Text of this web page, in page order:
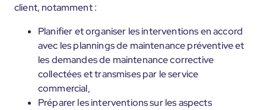
client, notamment :
Planifier et organiser les interventions en accord
avec les plannings de maintenance préventive et
les demandes de maintenance corrective
collectées et transmises par le service
commercial,
Préparer les interventions sur les aspects